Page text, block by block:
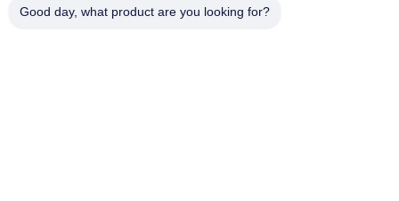
Fabrik Tour
Qualitätskontrolle
Good day, what product are you looking for?